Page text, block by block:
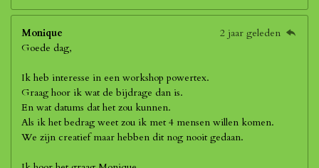
Monique
2 jaar geleden
Goede dag,
Ik heb interesse in een workshop powertex.
Graag hoor ik wat de bijdrage dan is.
En wat datums dat het zou kunnen.
Als ik het bedrag weet zou ik met 4 mensen willen komen.
We zijn creatief maar hebben dit nog nooit gedaan.